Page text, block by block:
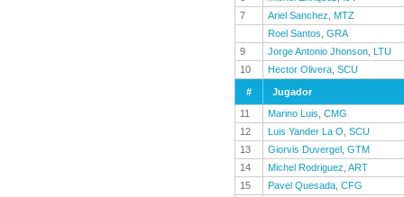
7
Ariel Sanchez
MTZ
Roel Santos GRA
9
Jorge Antonio Jhonson LTU
10
Hector Olivera SCU
#
Jugador
11
Marino Luis CMG
12
Luis Yander La O SCU
13
Giorvis Duvergel GTM
14
Michel Rodriguez ART
15
Pavel Quesada CFG